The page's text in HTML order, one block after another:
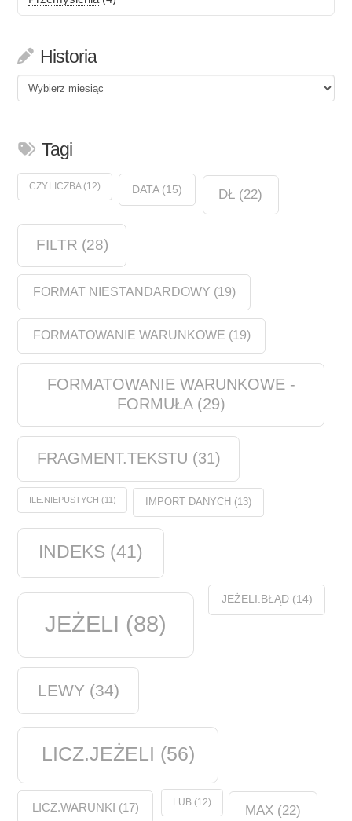
Historia
Historia
Tagi
CZY.LICZBA(12) DATA(15) DŁ (22)
FILTR (28)
FORMAT NIESTANDARDOWY (19)
FORMATOWANIE WARUNKOWE (19)
FORMATOWANIE WARUNKOWE -
FORMUŁA(29)
FRAGMENT.TEKSTU (31)
ILE.NIEPUSTYCH (11) IMPORT DANYCH (13)
INDEKS (41)
JEŻELI (88)
JEŻELI.BŁĄD(14)
LEWY (34)
LICZ.JEŻELI (56)
LICZ.WARUNKI (17) LUB(12)
MAX(22)